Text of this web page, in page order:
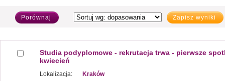
Porównaj Zapisz wyniki
Studia podyplomowe - rekrutacja trwa - pierwsze
kwiecień
Lokalizacja:
Kraków